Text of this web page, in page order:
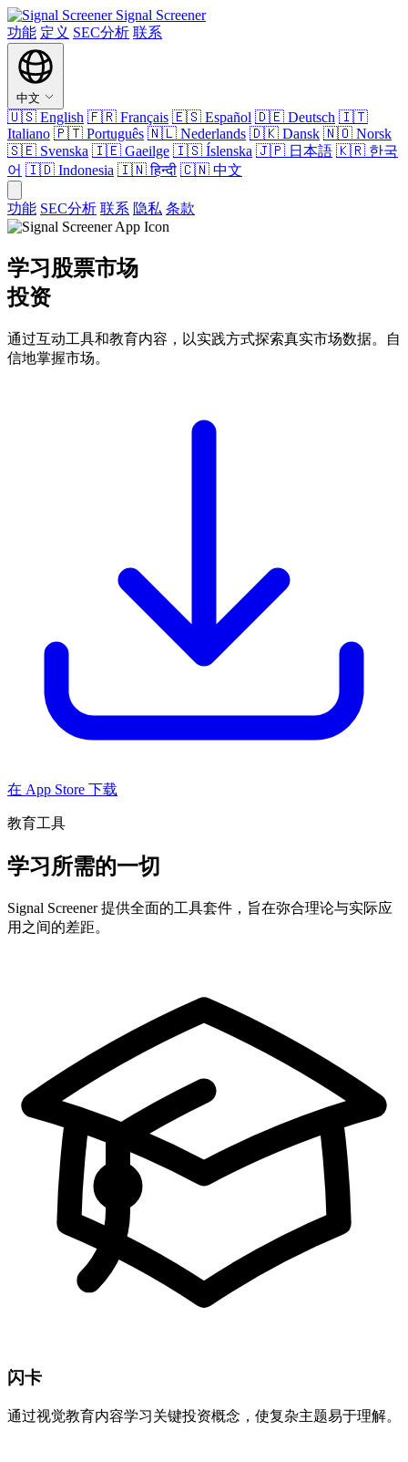
Signal Screener
功能 定义 SEC分析 联系
中文
🇺🇸 English 🇫🇷 Français 🇪🇸 Español 🇩🇪 Deutsch 🇮🇹
Italiano 🇵🇹 Português 🇳🇱 Nederlands 🇩🇰 Dansk 🇳🇴 Norsk
🇸🇪 Svenska 🇮🇪 Gaeilge 🇮🇸 Íslenska 🇯🇵 日本語 🇰🇷 한국
어 🇮🇩 Indonesia 🇮🇳हिन्दी 🇨🇳 中文
功能 SEC分析 联系 隐私 条款
学习股票市场
投资
通过互动工具和教育内容，以实践方式探索真实市场数据。自
信地掌握市场。
在 App Store 下载
教育工具
学习所需的一切
Signal Screener 提供全面的工具套件，旨在弥合理论与实际应
用之间的差距。
闪卡
通过视觉教育内容学习关键投资概念，使复杂主题易于理解。